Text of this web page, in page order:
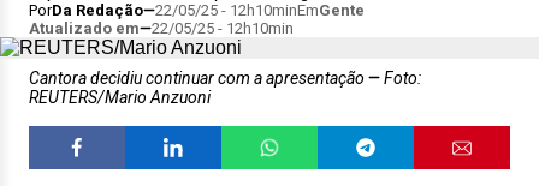
PorDa Redação 22/05/25 - 12h10minEmGente
Atualizado em
22/05/25 - 12h10min
Cantora decidiu continuar com a apresentação
Foto:
REUTERS/Mario Anzuoni